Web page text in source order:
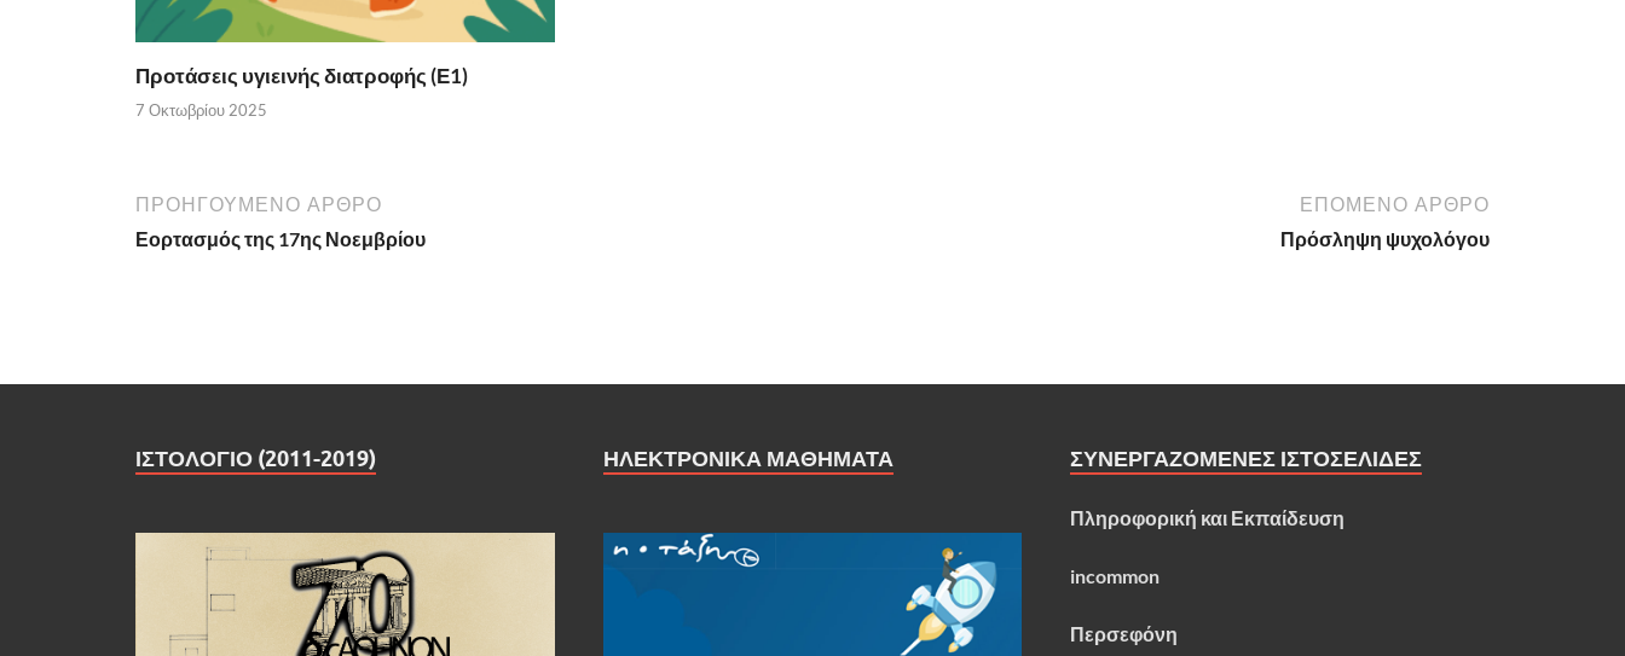
Προτάσεις υγιεινής διατροφής (Ε1)
7 Οκτωβρίου 2025
ΠΡΟΗΓΟΥΜΕΝΟ ΑΡΘΡΟ
Εορτασμός της 17ης Νοεμβρίου
ΕΠΟΜΕΝΟ ΑΡΘΡΟ
Πρόσληψη ψυχολόγου
ΙΣΤΟΛΟΓΙΟ (2011-2019) ΗΛΕΚΤΡΟΝΙΚΑ ΜΑΘΗΜΑΤΑ ΣΥΝΕΡΓΑΖΟΜΕΝΕΣ ΙΣΤΟΣΕΛΙΔΕΣ
Πληροφορική και Εκπαίδευση
incommon
Περσεφόνη